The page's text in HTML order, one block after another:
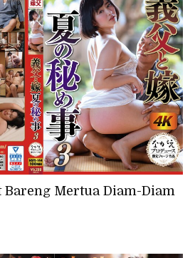
Bareng Mertua Diam-Diam